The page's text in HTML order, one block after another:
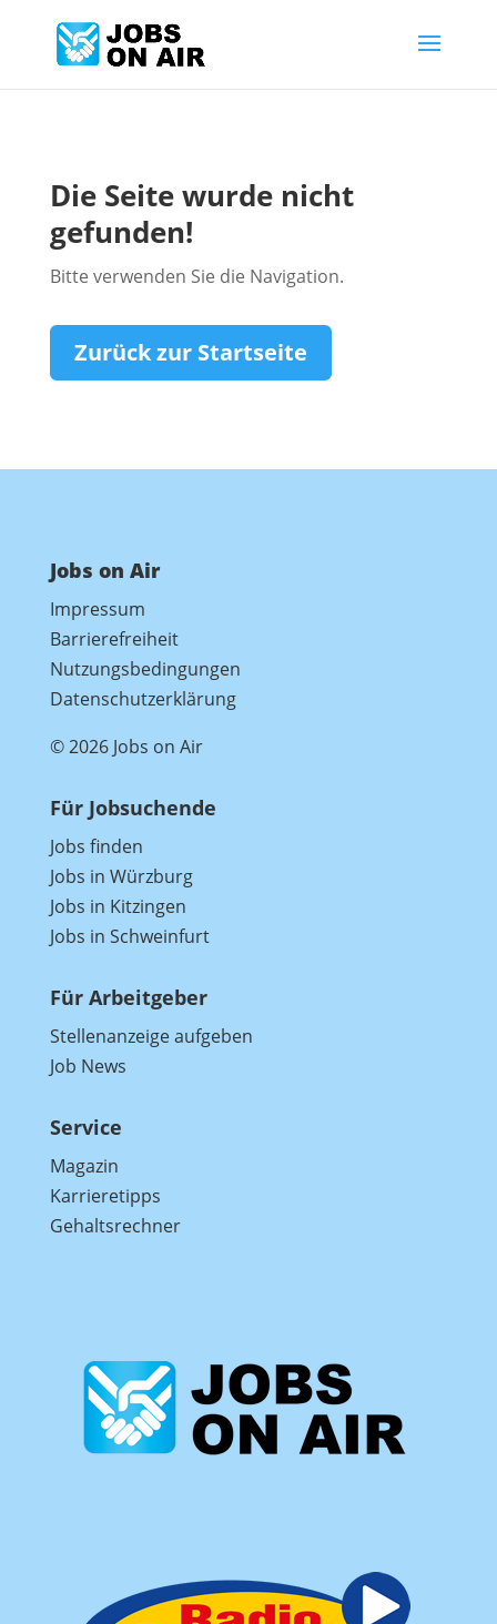
Die Seite wurde nicht
gefunden!
Bitte verwenden Sie die Navigation.
Zurück zur Startseite
Jobs on Air
Impressum
Barrierefreiheit
Nutzungsbedingungen
Datenschutzerklärung
© 2026 Jobs on Air
Für Jobsuchende
Jobs finden
Jobs in Würzburg
Jobs in Kitzingen
Jobs in Schweinfurt
Für Arbeitgeber
Stellenanzeige aufgeben
Job News
Service
Magazin
Karrieretipps
Gehaltsrechner